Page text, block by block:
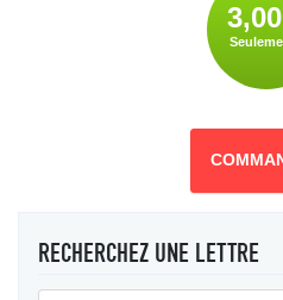
RECHERCHEZ UNE LETTRE